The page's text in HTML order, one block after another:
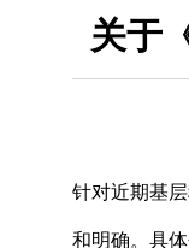
关于
针对近期基
和明确。具体